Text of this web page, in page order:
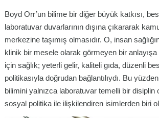
Boyd Orr’un bilime bir diğer büyük katkısı,
laboratuvar duvarlarının dışına çıkararak
merkezine taşımış olmasıdır. O, insan
klinik bir mesele olarak görmeyen bir
için sağlık; yeterli gelir, kaliteli gıda, düzenli
politikasıyla doğrudan bağlantılıydı. Bu
bilimini yalnızca laboratuvar temelli bir disiplin
sosyal politika ile ilişkilendiren isimlerden biri